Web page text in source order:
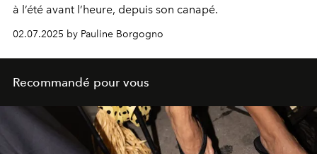
à l’été avant l’heure, depuis son canapé.
02.07.2025 by Pauline Borgogno
Recommandé pour vous